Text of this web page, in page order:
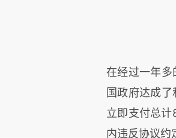
在经过一年多
国政府达成
立即支付总
内违反协议约